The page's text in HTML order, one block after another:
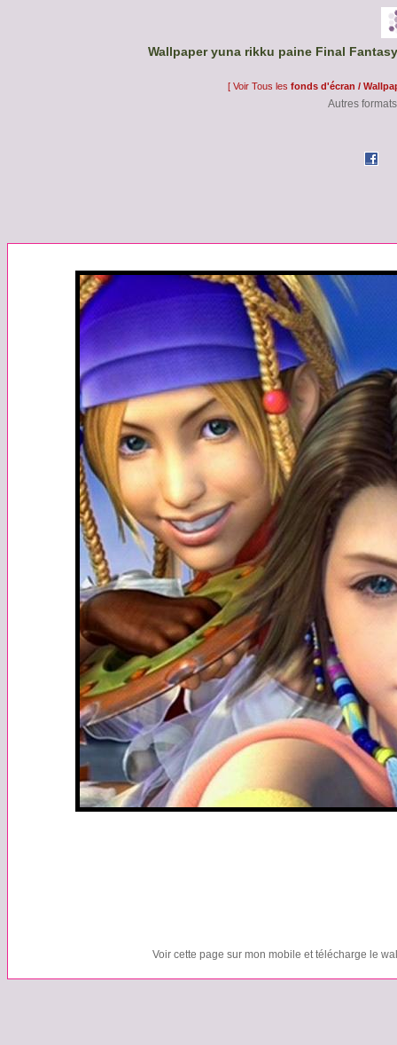
Wallpaper yuna rikku paine Final
[ Voir Tous les fonds d'écran /
Autres
Voir cette page sur mon mobile et télécharge le